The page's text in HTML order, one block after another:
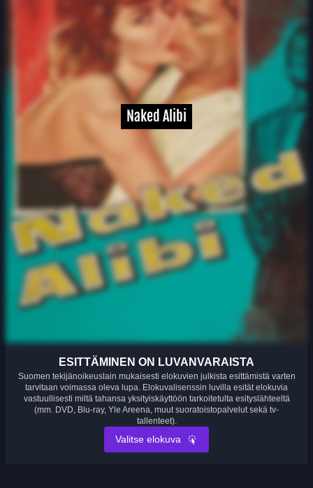
Naked Alibi
ESITTÄMINEN ON LUVANVARAISTA
Suomen tekijänoikeuslain mukaisesti elokuvien julkista esittämistä varten
tarvitaan voimassa oleva lupa. Elokuvalisenssin luvilla esität elokuvia
vastuullisesti miltä tahansa yksityiskäyttöön tarkoitetulta esityslähteeltä
(mm. DVD, Blu-ray, Yle Areena, muut suoratoistopalvelut sekä tv-
tallenteet).
Valitse elokuva